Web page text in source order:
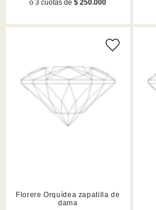
o 3 cuotas de$ 250.000
Florere Orquídea zapatilla de
dama